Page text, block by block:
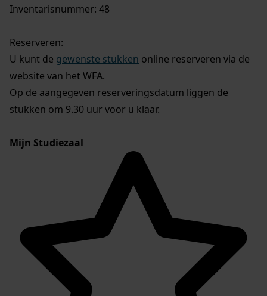
Inventarisnummer: 48
Reserveren:
U kunt de gewenste stukken online reserveren via de
website van het WFA.
Op de aangegeven reserveringsdatum liggen de
stukken om 9.30 uur voor u klaar.
Mijn Studiezaal